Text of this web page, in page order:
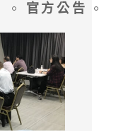
官方公告